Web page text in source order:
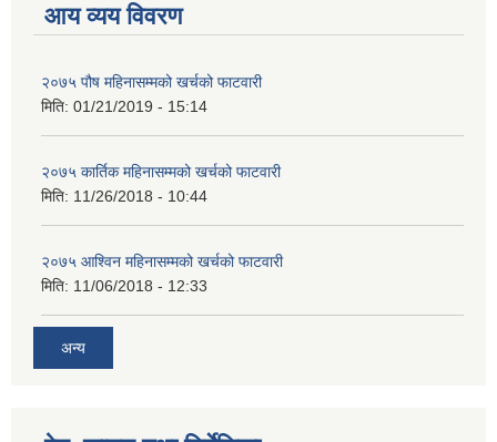
आय व्यय विवरण
२०७५ पौष महिनासम्मको खर्चको फाटवारी
मिति: 01/21/2019 - 15:14
२०७५ कार्तिक महिनासम्मको खर्चको फाटवारी
मिति: 11/26/2018 - 10:44
२०७५ आश्विन महिनासम्मको खर्चको फाटवारी
मिति: 11/06/2018 - 12:33
अन्य